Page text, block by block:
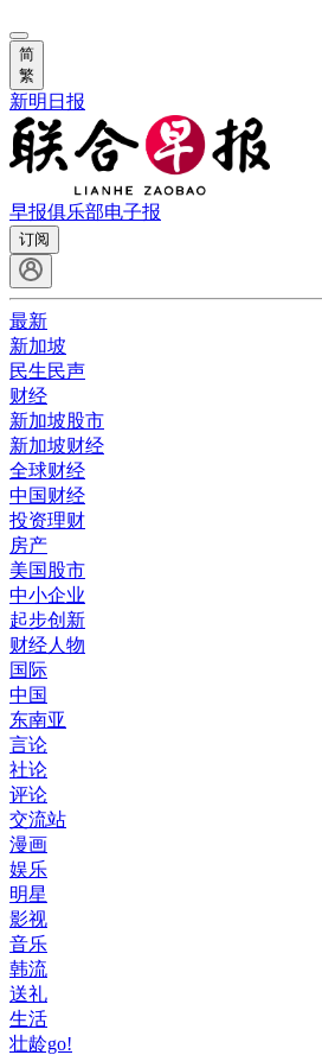
简
繁
新明日报
早报俱乐部电子报
订阅
最新
新加坡
民生民声
财经
新加坡股市
新加坡财经
全球财经
中国财经
投资理财
房产
美国股市
中小企业
起步创新
财经人物
国际
中国
东南亚
言论
社论
评论
交流站
漫画
娱乐
明星
影视
音乐
韩流
送礼
生活
壮龄go!